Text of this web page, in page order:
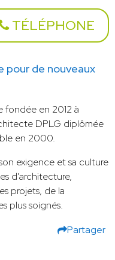
TÉLÉPHONE
pour de nouveaux
fondée en 2012 à
DPLG diplômée
en 2000.
exigence et sa culture
d'architecture,
projets, de la
plus soignés.
Partager